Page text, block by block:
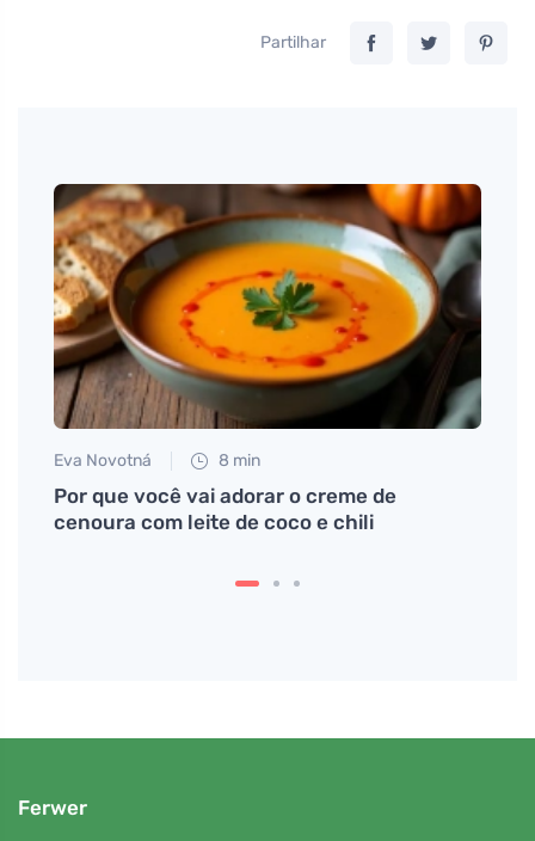
Partilhar
Eva Novotná 8 min
Por que você vai adorar o creme de
cenoura com leite de coco e chili
Ferwer